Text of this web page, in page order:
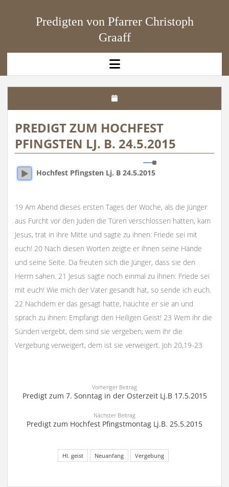
Predigten von Pfarrer Christoph
Graaff
open
menu
PREDIGT ZUM HOCHFEST
PFINGSTEN LJ. B. 24.5.2015
Hochfest Pfingsten Lj. B 24.5.2015
19 Am Abend dieses ersten Tages der Woche, als die Jünger
aus Furcht vor den Juden die Türen verschlossen hatten, kam
Jesus, trat in ihre Mitte und sagte zu ihnen: Friede sei mit
euch! 20 Nach diesen Worten zeigte er ihnen seine Hände
und seine Seite. Da freuten sich die Jünger, dass sie den
Herrn sahen. 21 Jesus sagte noch einmal zu ihnen: Friede sei
mit euch! Wie mich der Vater gesandt hat, so sende ich euch.
22 Nachdem er das gesagt hatte, hauchte er sie an und
sprach zu ihnen: Empfangt den Heiligen Geist! 23 Wem ihr die
Sünden vergebt, dem sind sie vergeben; wem ihr die
Vergebung verweigert, dem ist sie verweigert. Joh 20,19-23
Vorheriger Beitrag
Predigt zum 7. Sonntag in der Osterzeit Lj.B 17.5.2015
Nächster Beitrag
Predigt zum Hochfest Pfingstmontag Lj.B. 25.5.2015
Hl. geist Neuanfang Vergebung